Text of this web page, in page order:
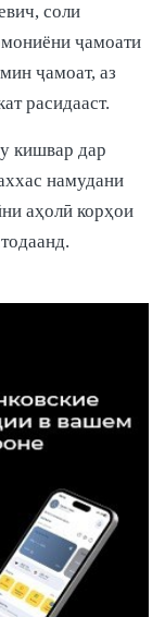
соли
ҷамоати
ҷамоат, аз
расидааст.
кишвар дар
намудани
аҳолӣ корҳои